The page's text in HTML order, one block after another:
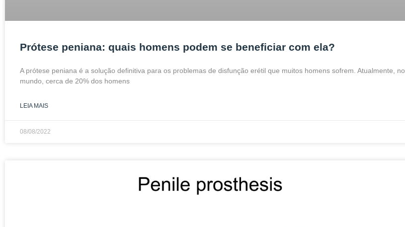
Prótese peniana: quais homens podem se beneficiar com ela?
A prótese peniana é a solução definitiva para os problemas de disfunção erétil que muitos homens sofrem. Atualmente, no
mundo, cerca de 20% dos homens
LEIA MAIS
08/08/2022